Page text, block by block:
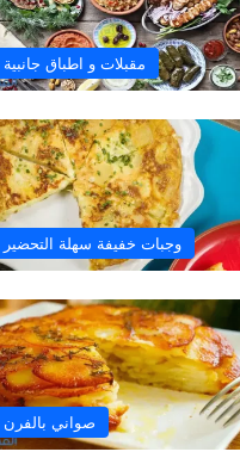
مقبلات و اطباق جانبية
وجبات خفيفة سهلة التحضير
صواني بالفرن